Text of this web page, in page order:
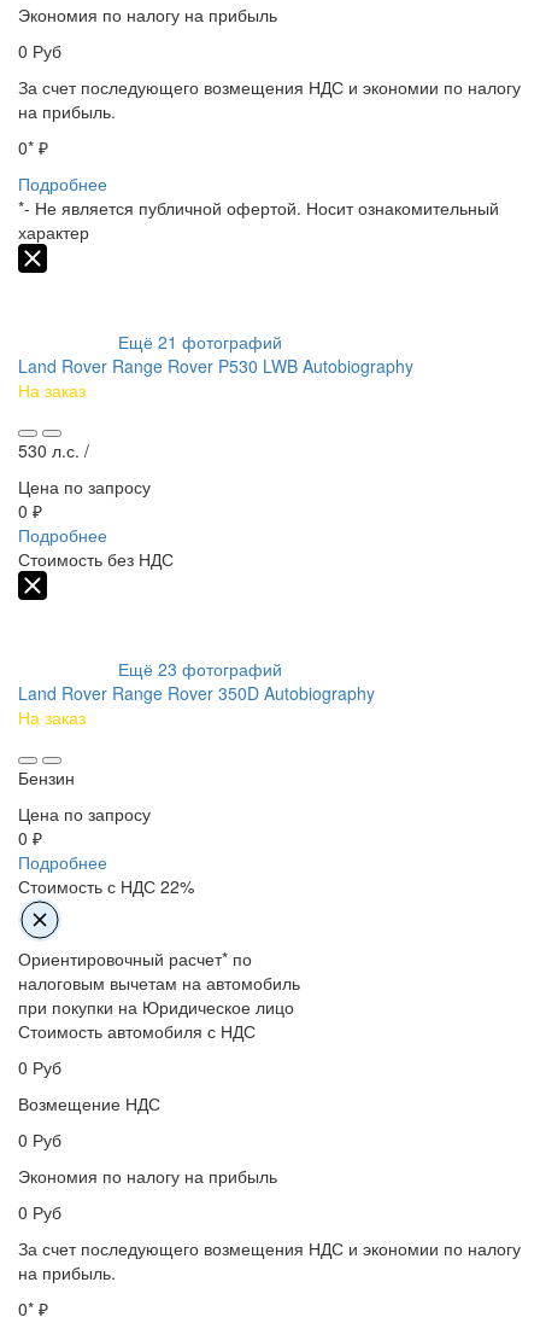
Экономия по налогу на прибыль
0 Руб
За счет последующего возмещения НДС и экономии по налогу
на прибыль.
0* ₽
Подробнее
*- Не является публичной офертой. Носит ознакомительный
характер
Ещё 21 фотографий
Land Rover Range Rover P530 LWB Autobiography
На заказ
530 л.с. /
Цена по запросу
0 ₽
Подробнее
Стоимость без НДС
Ещё 23 фотографий
Land Rover Range Rover 350D Autobiography
На заказ
Бензин
Цена по запросу
0 ₽
Подробнее
Стоимость с НДС 22%
Ориентировочный расчет* по
налоговым вычетам на автомобиль
при покупки на Юридическое лицо
Стоимость автомобиля с НДС
0 Руб
Возмещение НДС
0 Руб
Экономия по налогу на прибыль
0 Руб
За счет последующего возмещения НДС и экономии по налогу
на прибыль.
0* ₽